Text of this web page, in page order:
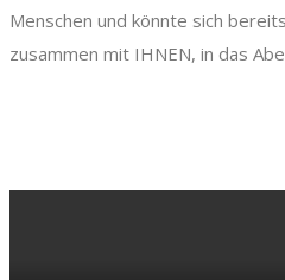
Menschen und könnte sich
zusammen mit IHNEN, in das